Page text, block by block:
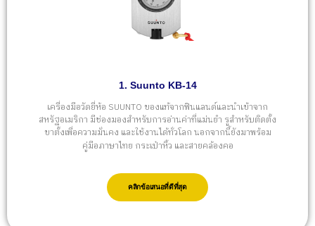
1. Suunto KB-14
เครื่องมือวัดยี่ห้อ SUUNTO ของแท้จากฟินแลนด์และนำเข้าจาก
สหรัฐอเมริกา มีช่องมองสำหรับการอ่านค่าที่แม่นยำ รูสำหรับติดตั้ง
ขาตั้งเพื่อความมั่นคง และใช้งานได้ทั่วโลก นอกจากนี้ยังมาพร้อม
คู่มือภาษาไทย กระเป๋าหิ้ว และสายคล้องคอ
คลิกข้อเสนอที่ดีที่สุด